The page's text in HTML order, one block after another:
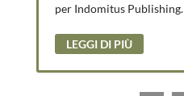
per Indomitus Publishing.
LEGGI DI PIÙ